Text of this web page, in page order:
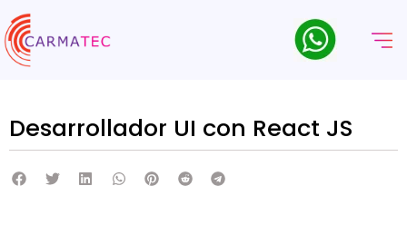
Desarrollador UI con React JS